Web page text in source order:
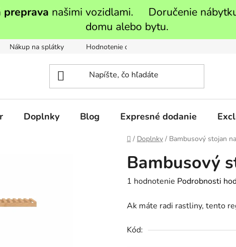
preprava našimi vozidlami. Doručenie
domu alebo bytu.
Nákup na splátky Hodnotenie obchodu
Doplnky Blog Expresné dodanie
Domov
/ Doplnky / Bambusový stojan
Bambusový
Priemerné
produktu
5,0
1 hodnotenie Podrobnosti
Ak máte radi rastliny, tento
Kód: